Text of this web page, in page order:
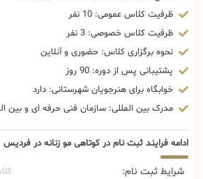
ظرفیت کلاس عمومی: 10 نفر
ظرفیت کلاس خصوصی: 3 نفر
نحوه برگزاری کلاس: حضوری و آنلاین
پشتیبانی پس از دوره: 90 روز
خوابگاه برای هنرجویان شهرستانی: دارد
مدرک بین المللی: سازمان فنی حرفه ای و بین
ادامه فرایند ثبت نام در کوتاهی مو زنانه در فردیس
شرایط ثبت نام: